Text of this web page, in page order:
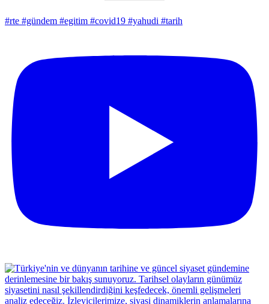
#rte #gündem #egitim #covid19 #yahudi #tarih